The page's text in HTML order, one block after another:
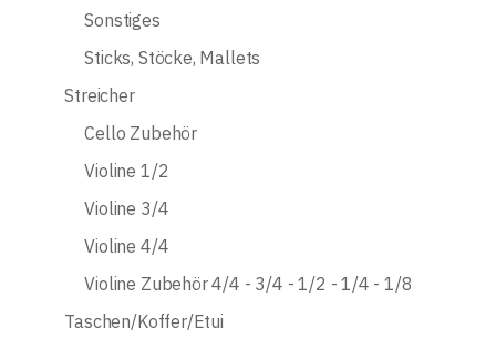
Sonstiges
Sticks, Stöcke, Mallets
Streicher
Cello Zubehör
Violine 1/2
Violine 3/4
Violine 4/4
Violine Zubehör 4/4 - 3/4 - 1/2 - 1/4 - 1/8
Taschen/Koffer/Etui